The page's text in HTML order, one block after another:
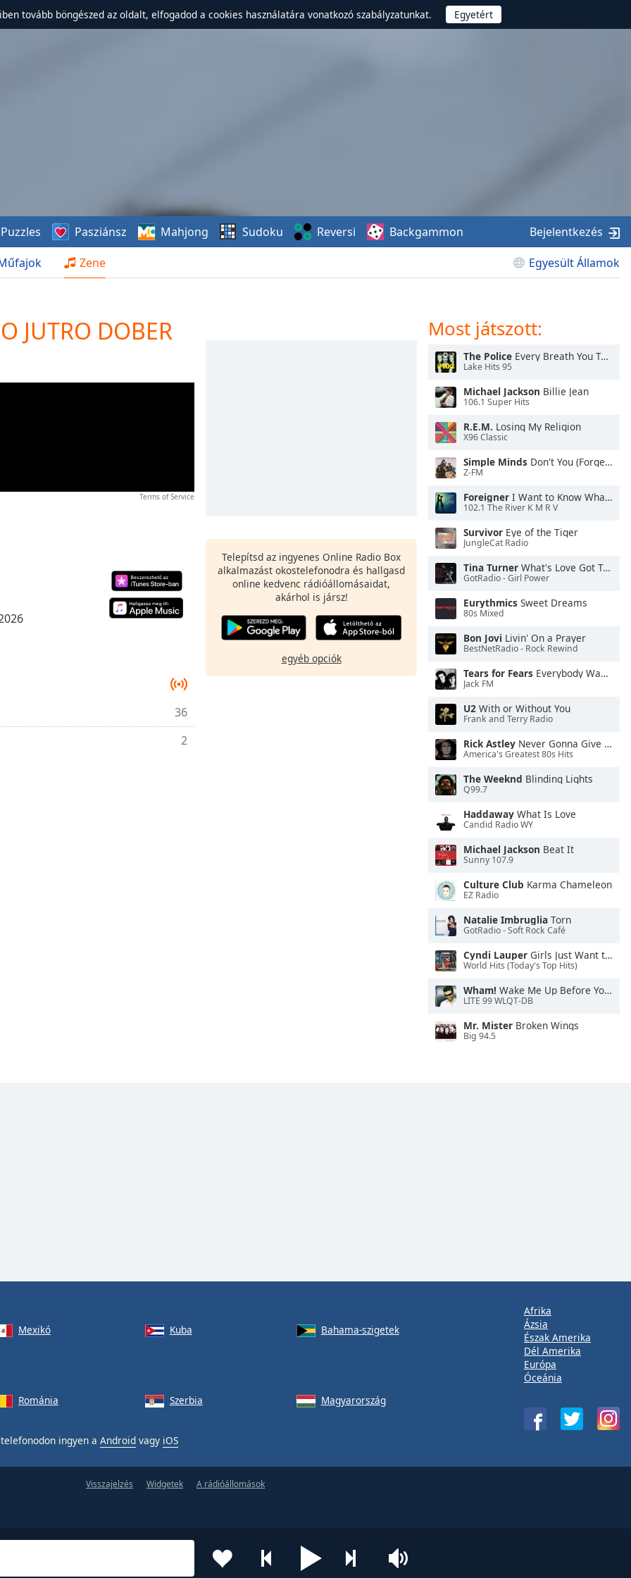
tovább böngészed az oldalt, elfogadod a cookies használatára vonatkozó szabályzatunkat.
Zene Egyesült Államok
Puzzles Pasziánsz Mahjong Sudoku Reversi Backgammon Bejelentkezés
JUTRO DOBER
Terms of Service
36
2
Telepítsd az ingyenes Online Radio Box
alkalmazást okostelefonodra és hallgasd
online kedvenc rádióállomásaidat,
akárhol is jársz!
egyéb opciók
Most játszott:
The Police Every Breath You Take
Lake Hits 95
Michael Jackson Billie Jean
106.1 Super Hits
R.E.M. Losing My Religion
X96 Classic
Simple Minds Don't You (Forget About Me)
Z-FM
Foreigner I Want to Know What Love Is
102.1 The River K M R V
Survivor Eye of the Tiger
JungleCat Radio
Tina Turner What's Love Got To Do With It
GotRadio - Girl Power
Eurythmics Sweet Dreams
80s Mixed
Bon Jovi Livin' On a Prayer
BestNetRadio - Rock Rewind
Tears for Fears Everybody Wants To Rule the World
Jack FM
U2 With or Without You
Frank and Terry Radio
Rick Astley Never Gonna Give You Up
America's Greatest 80s Hits
The Weeknd Blinding Lights
Q99.7
Haddaway What Is Love
Candid Radio WY
Michael Jackson Beat It
Sunny 107.9
Culture Club Karma Chameleon
EZ Radio
Natalie Imbruglia Torn
GotRadio - Soft Rock Café
Cyndi Lauper Girls Just Want to Have Fun
World Hits (Today's Top Hits)
Wham! Wake Me Up Before You Go-Go
LITE 99 WLQT-DB
Mr. Mister Broken Wings
Big 94.5
Mexikó Kuba
Bahama-szigetek
Románia Szerbia Magyarország
ingyen a Android vagy iOS
Afrika
Ázsia
Észak Amerika
Dél Amerika
Európa
Óceánia
Visszajelzés Widgetek A rádióállomások